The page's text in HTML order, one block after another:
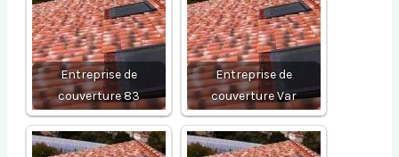
Entreprise de
couverture 83
Entreprise de
couverture Var